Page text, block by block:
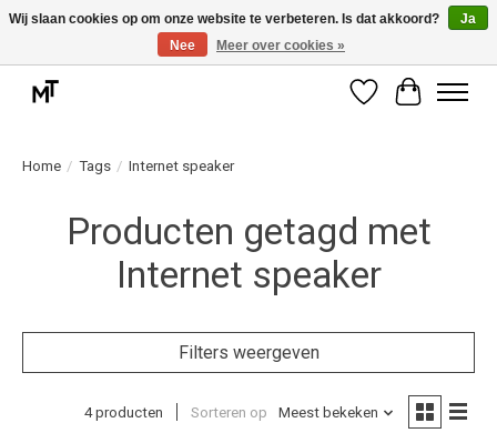
Deskundige installatie of montage nodig? Vraag ons naar de mogelijkheden.
Verlanglijst
Home / Tags / Internet speaker
Producten getagd met
Internet speaker
Filters weergeven
4 producten Sorteren op Meest bekeken
Wij slaan cookies op om onze website te verbeteren. Is dat akkoord?
Ja
Nee
Meer over cookies »